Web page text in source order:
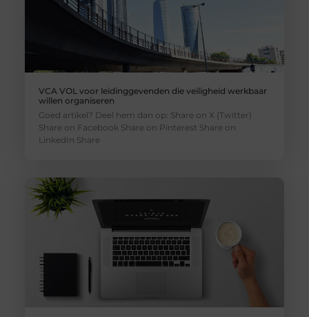
VCA VOL voor leidinggevenden die veiligheid werkbaar
willen organiseren
Goed artikel? Deel hem dan op: Share on X (Twitter)
Share on Facebook Share on Pinterest Share on
LinkedIn Share